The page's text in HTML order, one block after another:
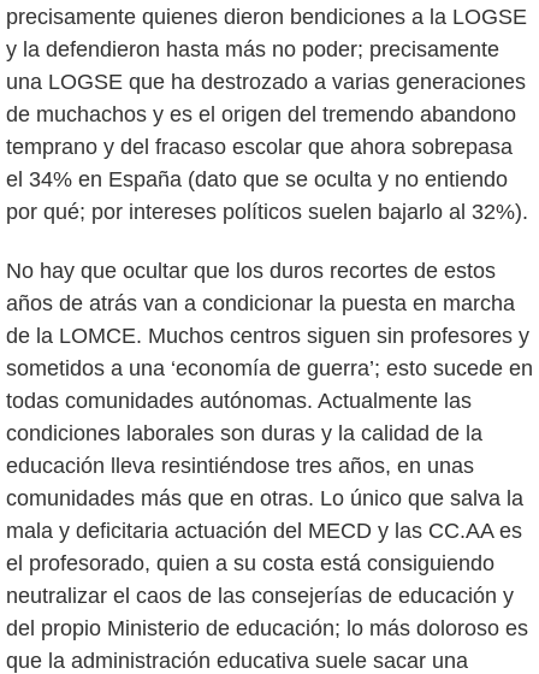
precisamente quienes dieron bendiciones a la LOGSE
y la defendieron hasta más no poder; precisamente
una LOGSE que ha destrozado a varias generaciones
de muchachos y es el origen del tremendo abandono
temprano y del fracaso escolar que ahora sobrepasa
el 34% en España (dato que se oculta y no entiendo
por qué; por intereses políticos suelen bajarlo al 32%).
No hay que ocultar que los duros recortes de estos
años de atrás van a condicionar la puesta en marcha
de la LOMCE. Muchos centros siguen sin profesores y
sometidos a una ‘economía de guerra’; esto sucede en
todas comunidades autónomas. Actualmente las
condiciones laborales son duras y la calidad de la
educación lleva resintiéndose tres años, en unas
comunidades más que en otras. Lo único que salva la
mala y deficitaria actuación del MECD y las CC.AA es
el profesorado, quien a su costa está consiguiendo
neutralizar el caos de las consejerías de educación y
del propio Ministerio de educación; lo más doloroso es
que la administración educativa suele sacar una